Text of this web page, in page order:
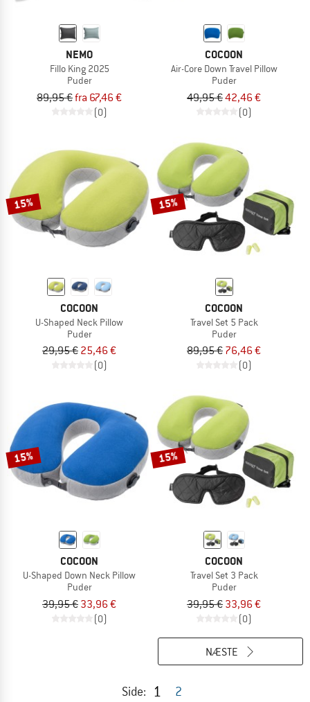
NEMO
Fillo King 2025
Puder
89,95 €fra 67,46 €
(0)
COCOON
Air-Core Down Travel Pillow
Puder
49,95 €42,46 €
(0)
15%
COCOON
U-Shaped Neck Pillow
Puder
29,95 € 25,46 €
(0)
15%
COCOON
Travel Set 5 Pack
Puder
89,95 € 76,46 €
(0)
15%
COCOON
U-Shaped Down Neck Pillow
Puder
39,95 € 33,96 €
(0)
15%
COCOON
Travel Set 3 Pack
Puder
39,95 € 33,96 €
(0)
Side: 1 2
NÆSTE